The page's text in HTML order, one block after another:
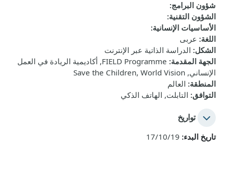
شؤون البرامج:
الشؤون التقنية:
الأساسيات الإنسانية:
اللغة: عربى
الشكل: الدراسة الذاتية عبر الإنترنت
الجهة المقدمة:
FIELD Programme, أكاديمية الريادة في العمل
الإنساني, Save the Children, World Vision
المنطقة: العالم
التوافق: التابلت, الهاتف الذكي
تواريخ
تاريخ البدء: